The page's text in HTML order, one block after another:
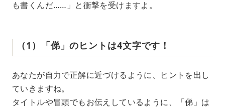
も書くんだ……」と衝撃を受けますよ。
（1）「俤」のヒントは4文字です！
あなたが自力で正解に近づけるように、ヒントを出し
ていきますね。
タイトルや冒頭でもお伝えしているように、「俤」は